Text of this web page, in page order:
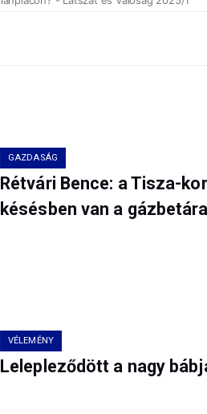
GAZDASÁG
Rétvári Bence: a Tisza-
késésben van a
VÉLEMÉNY
Lelepleződött a nagy